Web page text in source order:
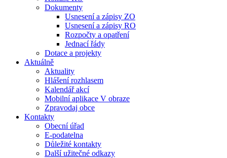
Dokumenty
Usnesení a zápisy ZO
Usnesení a zápisy RO
Rozpočty a opatření
Jednací řády
Dotace a projekty
Aktuálně
Aktuality
Hlášení rozhlasem
Kalendář akcí
Mobilní aplikace V obraze
Zpravodaj obce
Kontakty
Obecní úřad
E-podatelna
Důležité kontakty
Další užitečné odkazy